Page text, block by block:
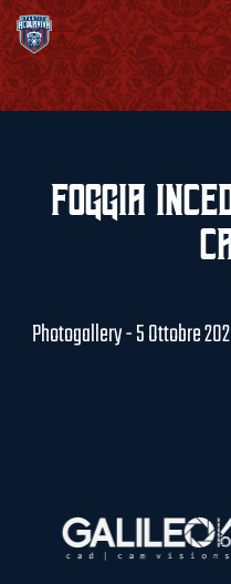
Foggia
Photogallery - 5 Ottobre